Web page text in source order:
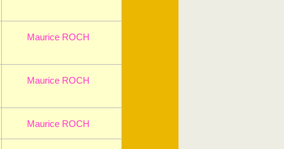
Maurice ROCH
Maurice ROCH
Maurice ROCH